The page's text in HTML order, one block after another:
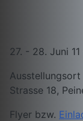
27. - 28. Juni
Strasse 18,
Flyer bzw.